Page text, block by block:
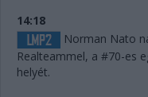
14:18
Norman Nato
Realteammel, a #70-es
helyét.